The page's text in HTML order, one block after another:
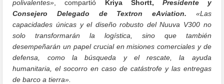
polivalentes» , compartió Kriya Shortt, Presidente y
Consejero Delegado de Textron eAviation.
«Las
capacidades únicas y el diseño robusto del Nuuva V300 no
solo transformarán la logística, sino que también
desempeñarán un papel crucial en misiones comerciales y de
defensa, como la búsqueda y el rescate, la ayuda
humanitaria, el socorro en caso de catástrofe y las entregas
de barco a tierra».